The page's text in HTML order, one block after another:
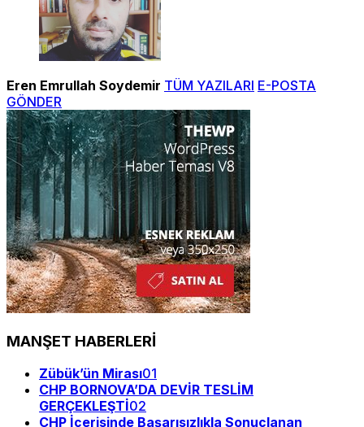
Eren Emrullah Soydemir TÜM YAZILARI E-POSTA
GÖNDER
MANŞET HABERLERİ
Zübük’ün Mirası01
CHP BORNOVA’DA DEVİR TESLİM
GERÇEKLEŞTİ02
CHP İçerisinde Başarısızlıkla Sonuçlanan